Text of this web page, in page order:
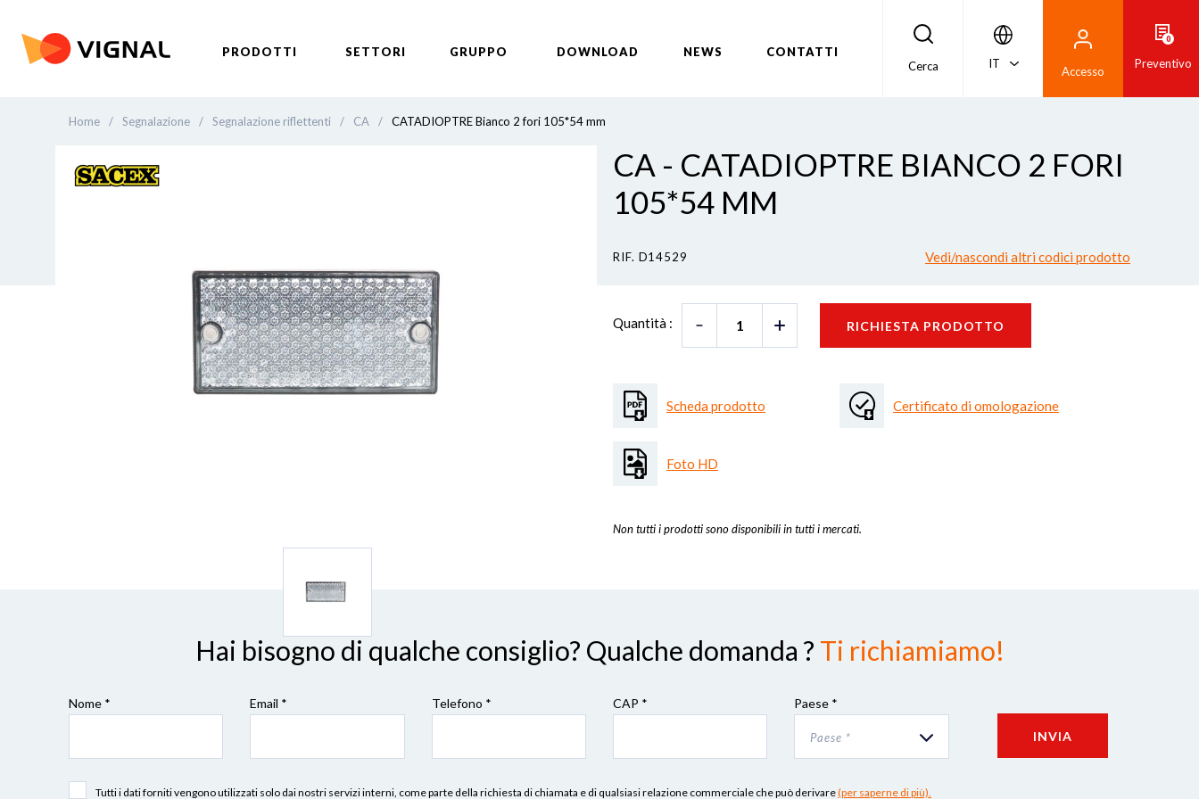
PRODOTTI SETTORI GRUPPO DOWNLOAD NEWS
CONTATTI
Cerca
IT
Accesso
0
Preventivo
Home / Segnalazione / Segnalazione riflettenti / CA / CATADIOPTRE Bianco 2 fori 105*54 mm
CA - CATADIOPTRE BIANCO 2 FORI
105*54 MM
RIF. D14529 Vedi/nascondi altri codici prodotto
Quantità : RICHIESTA PRODOTTO
Scheda prodotto
Foto HD
Certificato di omologazione
Non tutti i prodotti sono disponibili in tutti i mercati.
Hai bisogno di qualche consiglio? Qualche domanda ? Ti richiamiamo!
Nome * Email * Telefono * CAP * Paese *
Paese * INVIA
Tutti i dati forniti vengono utilizzati solo dai nostri servizi interni, come parte della richiesta di chiamata e di qualsiasi relazione commerciale che può derivare(per saperne di più).